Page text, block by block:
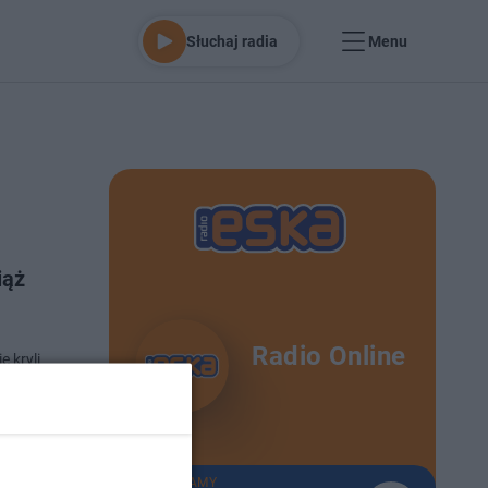
Słuchaj radia Menu
kryli
Radio Online
TERAZ GRAMY